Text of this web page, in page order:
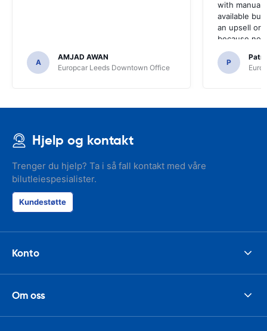
A
AMJAD AWAN
Europcar Leeds Downtown Office
with manual
available
an upsell or
because no
time of
P
Hjelp og kontakt
Trenger du hjelp? Ta i så fall kontakt med våre
bilutleiespesialister.
Kundestøtte
Konto
Om oss